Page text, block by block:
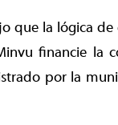
que la lógica
financie la
por la